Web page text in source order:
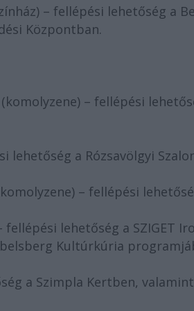
– fellépési lehetőség a
Központban.
– fellépési
lehetőség a Rózsavölgyi
– fellépési
lehetőség a SZIGET
Kultúrkúria
a Szimpla Kertben,